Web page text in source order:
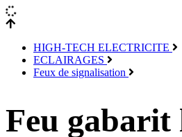
HIGH-TECH ELECTRICITE
ECLAIRAGES
Feux de signalisation
Feu gabarit